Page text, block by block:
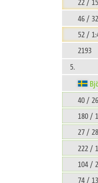
46 /
52 /
2193
5.
40 /
180 /
27 /
222 /
104 /
74 /